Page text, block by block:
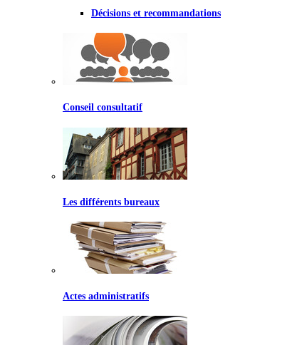
Décisions et recommandations
Conseil consultatif
Les différents bureaux
Actes administratifs